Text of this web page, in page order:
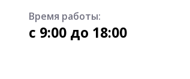
Время работы:
c 9:00 до 18:00